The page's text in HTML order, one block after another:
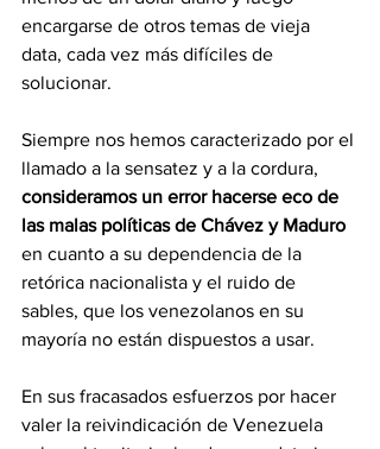
encargarse de otros temas de vieja
data, cada vez más difíciles de
solucionar.
Siempre nos hemos caracterizado por el
llamado a la sensatez y a la cordura,
consideramos un error hacerse eco de
las malas políticas de Chávez y Maduro
en cuanto a su dependencia de la
retórica nacionalista y el ruido de
sables, que los venezolanos en su
mayoría no están dispuestos a usar.
En sus fracasados esfuerzos por hacer
valer la reivindicación de Venezuela